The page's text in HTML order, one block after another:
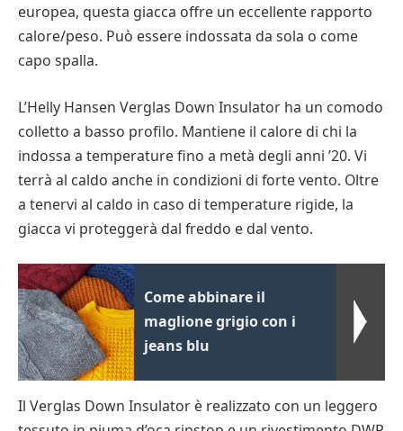
europea, questa giacca offre un eccellente rapporto
calore/peso. Può essere indossata da sola o come
capo spalla.
L’Helly Hansen Verglas Down Insulator ha un comodo
colletto a basso profilo. Mantiene il calore di chi la
indossa a temperature fino a metà degli anni ’20. Vi
terrà al caldo anche in condizioni di forte vento. Oltre
a tenervi al caldo in caso di temperature rigide, la
giacca vi proteggerà dal freddo e dal vento.
Come abbinare il
maglione grigio con i
jeans blu
Il Verglas Down Insulator è realizzato con un leggero